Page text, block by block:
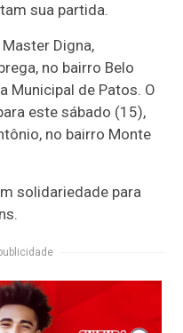
sua partida.
Digna,
no bairro Belo
Municipal de Patos. O
este sábado (15),
no bairro Monte
solidariedade para